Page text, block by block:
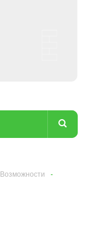
Возможности
-